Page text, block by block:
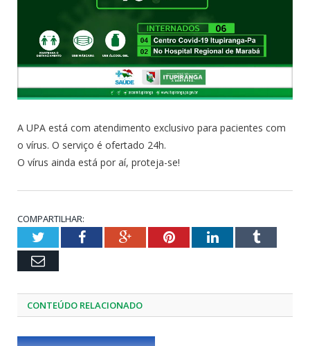
A UPA está com atendimento exclusivo para pacientes com
o vírus. O serviço é ofertado 24h.
O vírus ainda está por aí, proteja-se!
COMPARTILHAR:
TwitterFacebookGoogle+PinterestLinkedInTumblr
Email
CONTEÚDO RELACIONADO